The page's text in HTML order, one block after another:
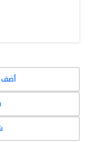
أضف